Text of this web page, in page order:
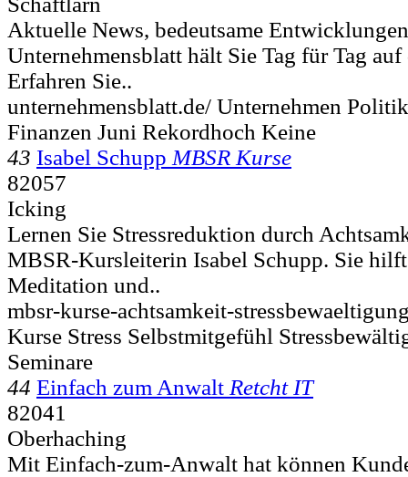
Aktuelle News, bedeutsame
Unternehmensblatt hält Sie Tag für Tag
Erfahren Sie..
unternehmensblatt.de/ Unternehmen
Finanzen Juni Rekordhoch Keine
43 Isabel Schupp MBSR Kurse
82057
Icking
Lernen Sie Stressreduktion durch
MBSR-Kursleiterin Isabel Schupp. Sie
Meditation und..
mbsr-kurse-achtsamkeit-
Kurse Stress Selbstmitgefühl
Seminare
44 Einfach zum Anwalt Retcht IT
82041
Oberhaching
Mit Einfach-zum-Anwalt hat können